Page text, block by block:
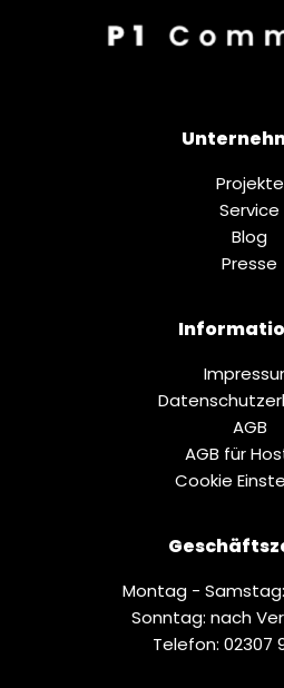
Projekte
Service
Blog
Presse
AGB
AGB für
Cookie
Montag -
Sonntag: nach
Telefon: 02307